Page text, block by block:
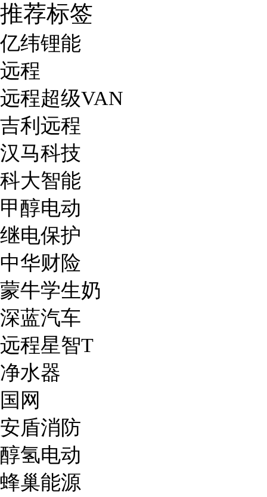
推荐标签
亿纬锂能
远程
远程超级VAN
吉利远程
汉马科技
科大智能
甲醇电动
继电保护
中华财险
蒙牛学生奶
深蓝汽车
远程星智T
净水器
国网
安盾消防
醇氢电动
蜂巢能源